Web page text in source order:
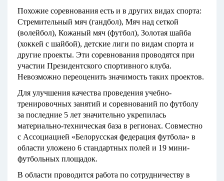
Похожие соревнования есть и в других видах спорта:
Стремительный мяч (гандбол), Мяч над сеткой
(волейбол), Кожаный мяч (футбол), Золотая шайба
(хоккей с шайбой), детские лиги по видам спорта и
другие проекты. Эти соревнования проводятся при
участии Президентского спортивного клуба.
Невозможно переоценить значимость таких проектов.
Для улучшения качества проведения учебно-
тренировочных занятий и соревнований по футболу
за последние 5 лет значительно укрепилась
материально-техническая база в регионах. Совместно
с Ассоциацией «Белорусская федерация футбола» в
области уложено 6 стандартных полей и 19 мини-
футбольных площадок.
В области проводится работа по сотрудничеству в